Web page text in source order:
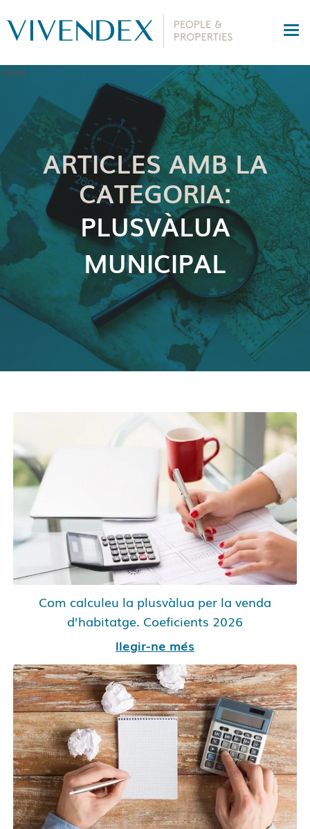
ARTICLES AMB LA
CATEGORIA:
PLUSVÀLUA
MUNICIPAL
Com calculeu la plusvàlua per la venda
d’habitatge. Coeficients 2026
llegir-ne més